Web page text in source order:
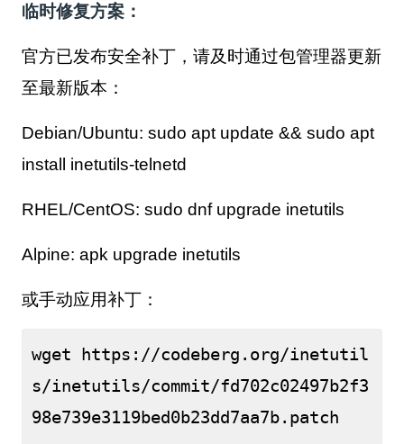
临时修复方案：
官方已发布安全补丁，请及时通过包管理器更新
至最新版本：
Debian/Ubuntu: sudo apt update && sudo apt
install inetutils-telnetd
RHEL/CentOS: sudo dnf upgrade inetutils
Alpine: apk upgrade inetutils
或手动应用补丁：
wget https://codeberg.org/inetutil
s/inetutils/commit/fd702c02497b2f3
98e739e3119bed0b23dd7aa7b.patch